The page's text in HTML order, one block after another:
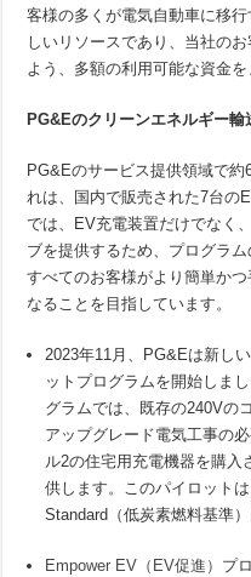
客様の多くが電気自動車に移
しいリソースであり、当社の
よう、多額の利用可能な資金を
PG&Eのクリーンエネルギー輸
PG&Eのサービス提供領域で
れは、国内で販売された7台の
では、EV充電装置だけでなく
ブを提供するため、プログラ
すべてのお客様がより簡単か
なることを目指しています。
2023年11月、PG&Eは新しい
ットプログラムを開始しま
グラムでは、既存の240Vの
アップグレード電気工事の
ル2の住宅用充電機器を購入
供します。このパイロット
Standard（低炭素燃料基準
Empower EV（EV促進） プ